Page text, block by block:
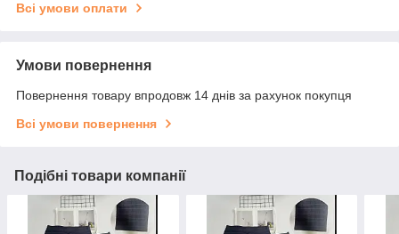
Всі умови оплати
Умови повернення
Повернення товару впродовж 14 днів за рахунок покупця
Всі умови повернення
Подібні товари компанії